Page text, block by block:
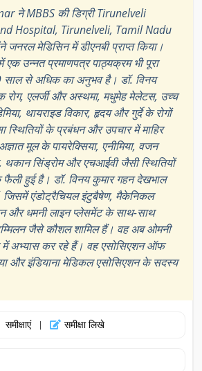
ने MBBS की डिग्री Tirunelveli
Hospital, Tirunelveli, Tamil Nadu
जनरल मेडिसिन में डीएनबी प्राप्त किया।
एक उन्नत प्रमाणपत्र पाठ्यक्रम भी पूरा
साल से अधिक का अनुभव है। डॉ. विनय
रोग, एलर्जी और अस्थमा, मधुमेह मेलेटस, उच्च
थायराइड विकार, हृदय और गुर्दे के रोगों
स्थितियों के प्रबंधन और उपचार में माहिर
मूल के पायरेक्सिया, एनीमिया, वजन
थकान सिंड्रोम और एचआईवी जैसी स्थितियों
हुई है। डॉ. विनय कुमार गहन देखभाल
एंडोट्रैचियल इंटुबैषेण, मैकेनिकल
और धमनी लाइन प्लेसमेंट के साथ-साथ
जैसे कौशल शामिल हैं। वह अब ओमनी
अभ्यास कर रहे हैं। वह एसोसिएशन ऑफ
और इंडियाना मेडिकल एसोसिएशन के सदस्य
समीक्षाएं | समीक्षा लिखे